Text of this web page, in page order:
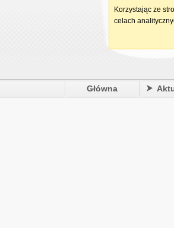
Główna
Korzystając ze
celach